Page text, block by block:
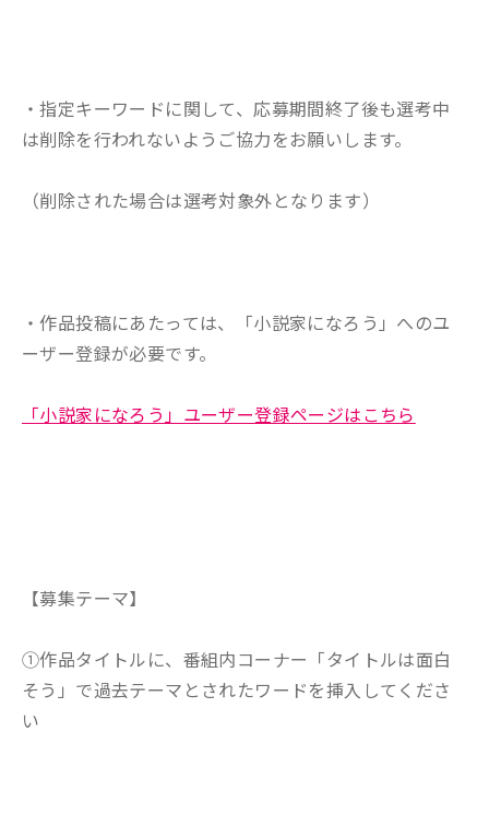
・指定キーワードに関して、応募期間終了後も選考中
は削除を行われないようご協力をお願いします。
（削除された場合は選考対象外となります）
・作品投稿にあたっては、「小説家になろう」へのユ
ーザー登録が必要です。
「小説家になろう」ユーザー登録ページはこちら
【募集テーマ】
①作品タイトルに、番組内コーナー「タイトルは面白
そう」で過去テーマとされたワードを挿入してくださ
い